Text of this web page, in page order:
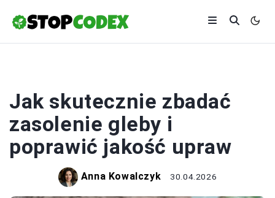
Jak skutecznie zbadać
zasolenie gleby i
poprawić jakość upraw
Anna Kowalczyk 30.04.2026